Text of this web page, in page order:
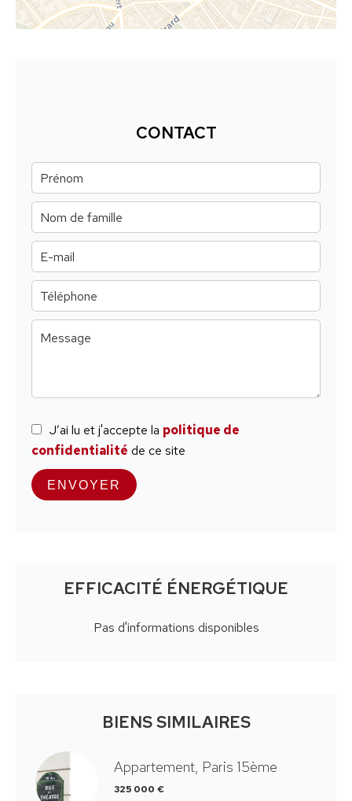
CONTACT
J’ai lu et j'accepte la politique de
confidentialité de ce site
ENVOYER
EFFICACITÉ ÉNERGÉTIQUE
Pas d'informations disponibles
BIENS SIMILAIRES
Appartement, Paris 15ème
325 000 €